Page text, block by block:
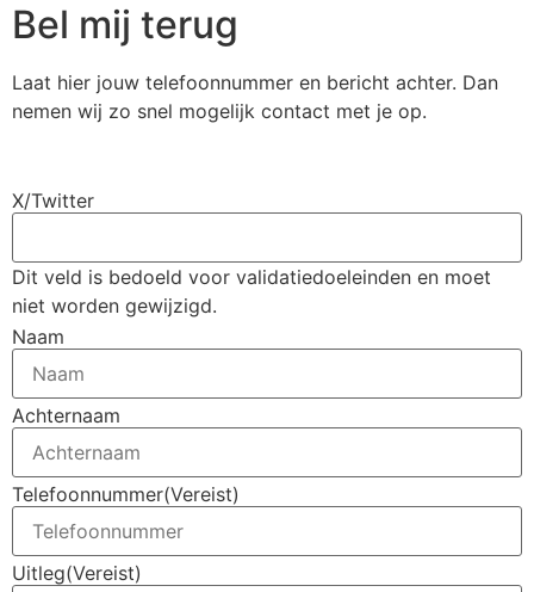
Bel mij terug
Laat hier jouw telefoonnummer en bericht achter. Dan
nemen wij zo snel mogelijk contact met je op.
X/Twitter
Dit veld is bedoeld voor validatiedoeleinden en moet
niet worden gewijzigd.
Naam
Achternaam
Telefoonnummer(Vereist)
Uitleg(Vereist)